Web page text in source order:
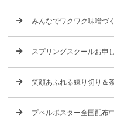
みんなでワクワク味噌づ
スプリングスクールお申
笑顔あふれる練り切り＆
プペルポスター全国配布